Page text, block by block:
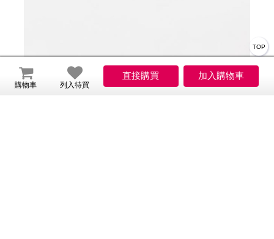
TOP
購物車 列入待買